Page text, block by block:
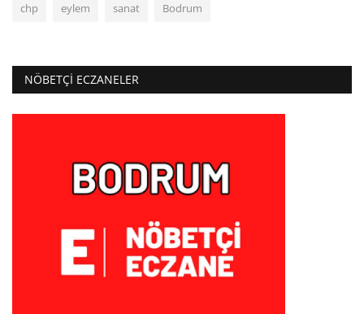
chp eylem sanat Bodrum
NÖBETÇI ECZANELER